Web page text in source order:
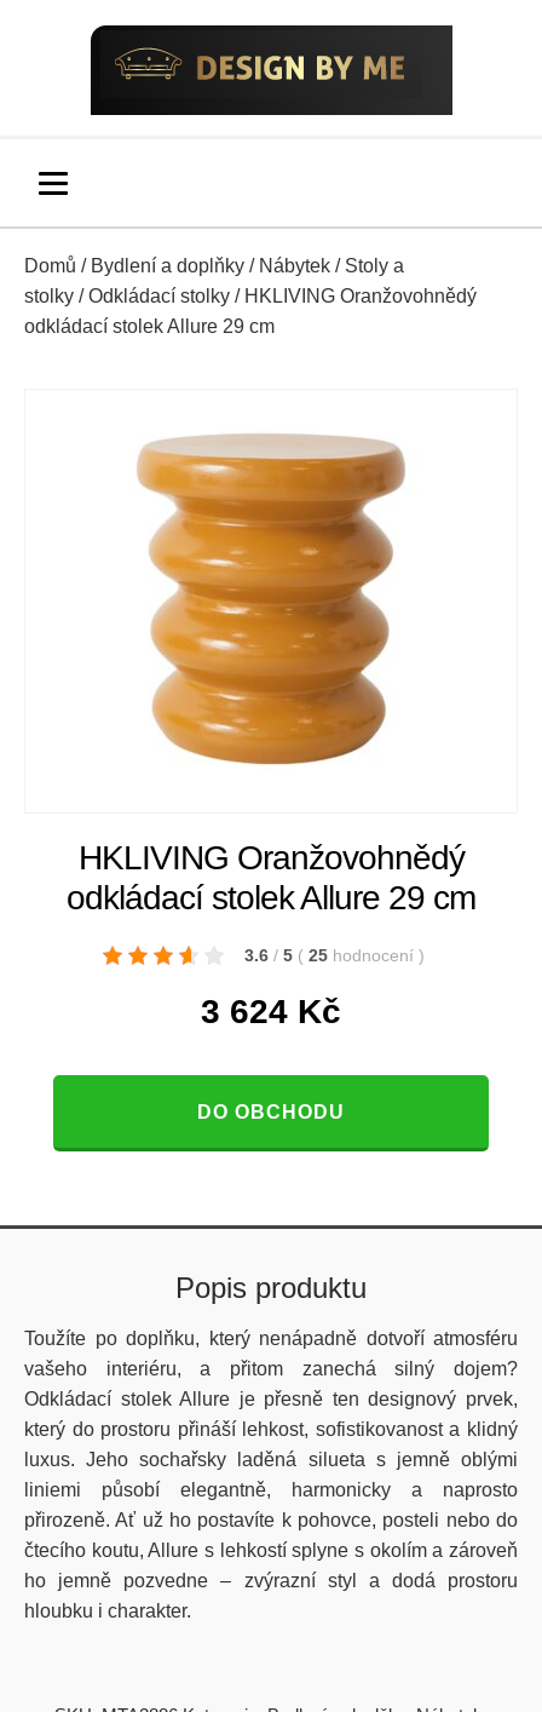
Domů / Bydlení a doplňky / Nábytek / Stoly a
stolky /Odkládací stolky / HKLIVING Oranžovohnědý
odkládací stolek Allure 29 cm
HKLIVING Oranžovohnědý
odkládací stolek Allure 29 cm
3.6 / 5 ( 25 hodnocení )
3 624 Kč
DO OBCHODU
Popis produktu
Toužíte po doplňku, který nenápadně dotvoří atmosféru
vašeho interiéru, a přitom zanechá silný dojem?
Odkládací stolek Allure je přesně ten designový prvek,
který do prostoru přináší lehkost, sofistikovanost a klidný
luxus. Jeho sochařsky laděná silueta s jemně oblými
liniemi působí elegantně, harmonicky a naprosto
přirozeně. Ať už ho postavíte k pohovce, posteli nebo do
čtecího koutu, Allure s lehkostí splyne s okolím a zároveň
ho jemně pozvedne – zvýrazní styl a dodá prostoru
hloubku i charakter.